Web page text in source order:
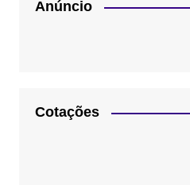
Anúncio
Cotações